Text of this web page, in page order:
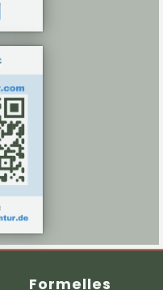
Formelles